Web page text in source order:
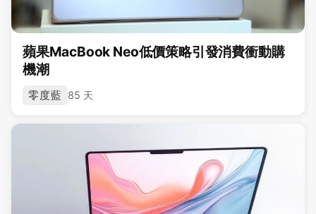
蘋果MacBook Neo低價策略引發消費衝動購
機潮
零度藍 85 天